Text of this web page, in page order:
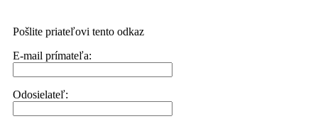
Pošlite priateľovi tento odkaz
E-mail prímateľa:
Odosielateľ: